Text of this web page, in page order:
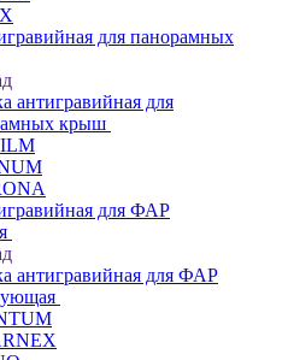
для панорамных
антигравийная для
крыш
для ФАР
антигравийная для ФАР